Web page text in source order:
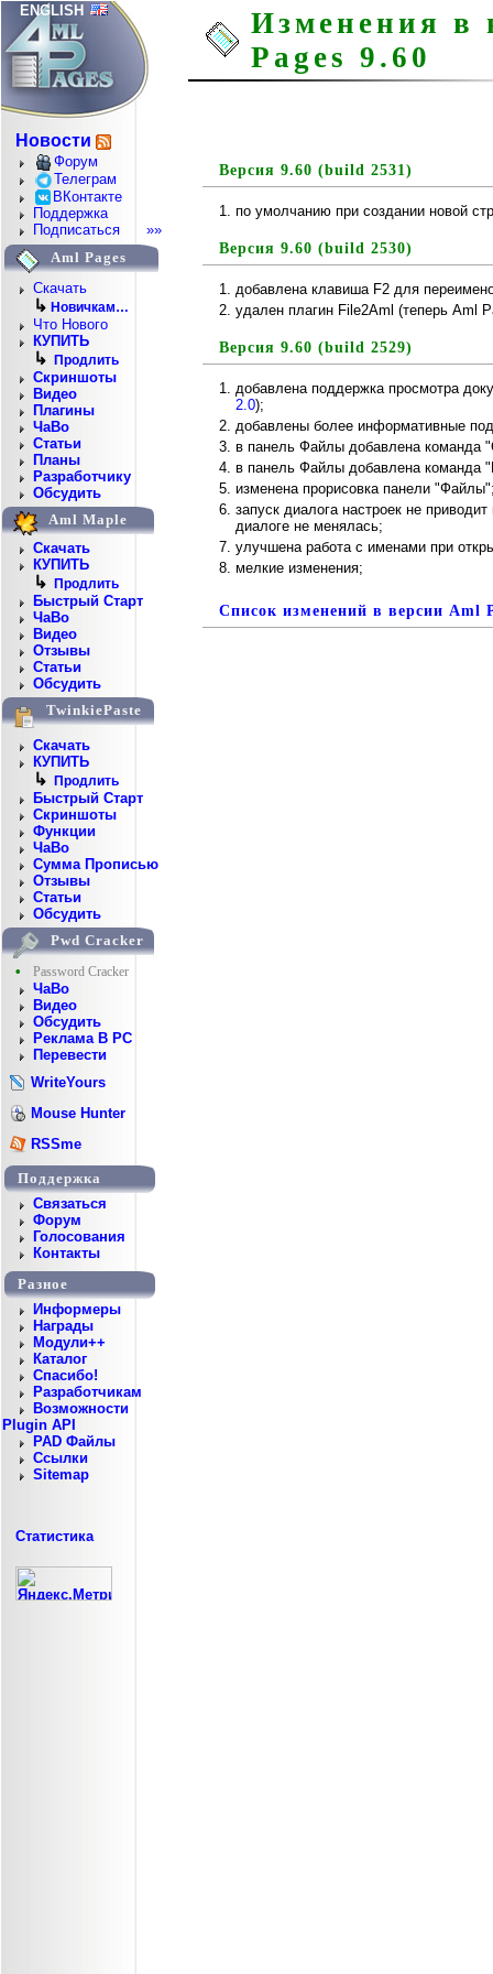
ENGLISH
Новости
Форум
Телеграм
ВКонтакте
Поддержка
Подписаться
»»
Aml Pages
Скачать
↳ Новичкам…
Что Нового
КУПИТЬ
↳ Продлить
Скриншоты
Видео
Плагины
ЧаВо
Статьи
Планы
Разработчику
Обсудить
Aml Maple
Скачать
КУПИТЬ
↳ Продлить
Быстрый Старт
ЧаВо
Видео
Отзывы
Статьи
Обсудить
TwinkiePaste
Скачать
КУПИТЬ
↳ Продлить
Быстрый Старт
Скриншоты
Функции
ЧаВо
Сумма Прописью
Отзывы
Статьи
Обсудить
Pwd Cracker
•
Password Cracker
ЧаВо
Видео
Обсудить
Реклама В PC
Перевести
WriteYours
Mouse Hunter
RSSme
Поддержка
Cвязаться
Форум
Голосования
Контакты
Разное
Информеры
Награды
Модули++
Каталог
Спасибо!
Разработчикам
Возможности
Plugin API
PAD Файлы
Ссылки
Sitemap
Статистика
Изменения в
Pages 9.60
Версия 9.60 (build 2531)
по умолчанию при создании новой
Версия 9.60 (build 2530)
добавлена клавиша F2 для
удален плагин File2Aml (теперь Aml
Версия 9.60 (build 2529)
добавлена поддержка просмотра
2.0);
добавлены более информативные
в панель Файлы добавлена команда
в панель Файлы добавлена команда
изменена прорисовка панели
запуск диалога настроек не
диалоге не менялась;
улучшена работа с именами при
мелкие изменения;
Список изменений в версии Aml